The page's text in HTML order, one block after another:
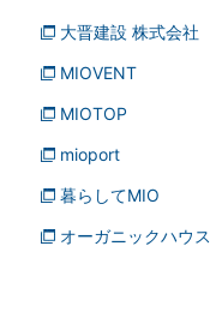
大晋建設 株式会社
MIOVENT
MIOTOP
mioport
暮らしてMIO
オーガニックハウス